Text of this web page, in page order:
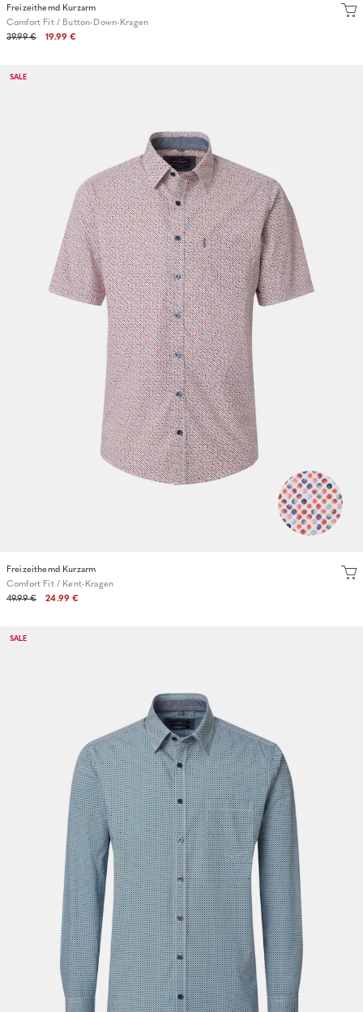
Freizeithemd Kurzarm
Comfort Fit / Button-Down-Kragen
39.99 €
19.99 €
SALE
Freizeithemd Kurzarm
Comfort Fit / Kent-Kragen
49.99 €
24.99 €
SALE